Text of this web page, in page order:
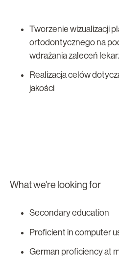
Tworzenie wizualizacji
ortodontycznego na
wdrażania zaleceń
Realizacja celów
jakości
What we're looking for
Secondary education
Proficient in computer
German proficiency at